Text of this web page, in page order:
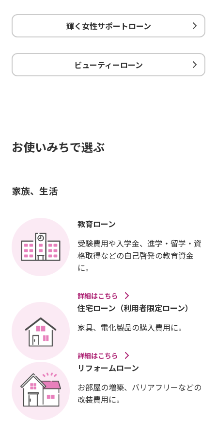
輝く女性サポートローン
ビューティーローン
お使いみちで選ぶ
家族、生活
教育ローン
受験費用や入学金、進学・留学・資
格取得などの自己啓発の教育資金
に。
詳細はこちら
住宅ローン（利用者限定ローン）
家具、電化製品の購入費用に。
詳細はこちら
リフォームローン
お部屋の増築、バリアフリーなどの
改装費用に。